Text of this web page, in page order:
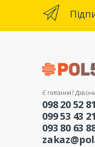
Є питання?
098 20 52
099 53 43
093 80 63